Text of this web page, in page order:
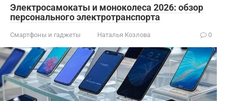
Электросамокаты и моноколеса 2026: обзор
персонального электротранспорта
Смартфоны и гаджеты Наталья Козлова 0